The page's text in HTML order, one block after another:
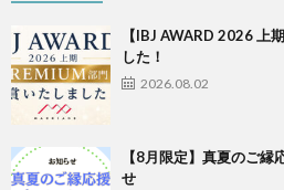
【IBJ AWARD 2026 上
した！
2026.08.02
【8月限定】真夏のご
せ